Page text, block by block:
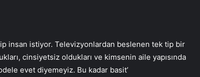
insan istiyor. Televizyonlardan beslenen tek tip bir
cinsiyetsiz oldukları ve kimsenin aile yapısında
evet diyemeyiz. Bu kadar basit’